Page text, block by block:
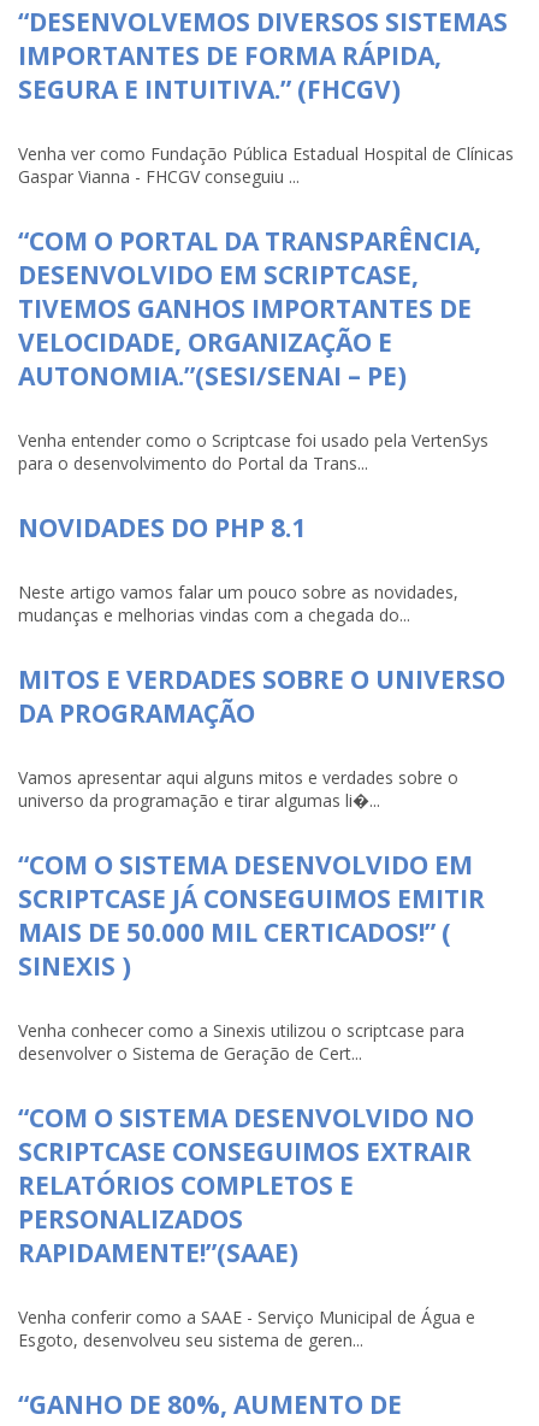
“DESENVOLVEMOS DIVERSOS SISTEMAS
IMPORTANTES DE FORMA RÁPIDA,
SEGURA E INTUITIVA.” (FHCGV)
Venha ver como Fundação Pública Estadual Hospital de Clínicas
Gaspar Vianna - FHCGV conseguiu ...
“COM O PORTAL DA TRANSPARÊNCIA,
DESENVOLVIDO EM SCRIPTCASE,
TIVEMOS GANHOS IMPORTANTES DE
VELOCIDADE, ORGANIZAÇÃO E
AUTONOMIA.”(SESI/SENAI – PE)
Venha entender como o Scriptcase foi usado pela VertenSys
para o desenvolvimento do Portal da Trans...
NOVIDADES DO PHP 8.1
Neste artigo vamos falar um pouco sobre as novidades,
mudanças e melhorias vindas com a chegada do...
MITOS E VERDADES SOBRE O UNIVERSO
DA PROGRAMAÇÃO
Vamos apresentar aqui alguns mitos e verdades sobre o
universo da programação e tirar algumas li�...
“COM O SISTEMA DESENVOLVIDO EM
SCRIPTCASE JÁ CONSEGUIMOS EMITIR
MAIS DE 50.000 MIL CERTICADOS!” (
SINEXIS )
Venha conhecer como a Sinexis utilizou o scriptcase para
desenvolver o Sistema de Geração de Cert...
“COM O SISTEMA DESENVOLVIDO NO
SCRIPTCASE CONSEGUIMOS EXTRAIR
RELATÓRIOS COMPLETOS E
PERSONALIZADOS
RAPIDAMENTE!”(SAAE)
Venha conferir como a SAAE - Serviço Municipal de Água e
Esgoto, desenvolveu seu sistema de geren...
“GANHO DE 80%, AUMENTO DE